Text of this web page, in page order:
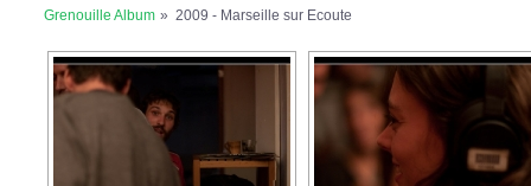
Grenouille Album » 2009 - Marseille sur Ecoute